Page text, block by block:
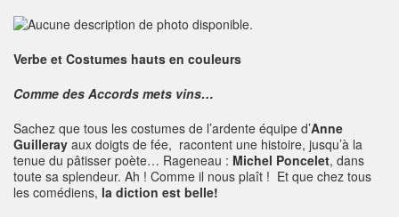
Verbe et Costumes hauts en couleurs
Comme des Accords mets vins…
Sachez que tous les costumes de l’ardente équipe d’Anne
Guilleray aux doigts de fée, racontent une histoire, jusqu’à la
tenue du pâtisser poète… Rageneau : Michel Poncelet, dans
toute sa splendeur. Ah ! Comme il nous plaît ! Et que chez tous
les comédiens, la diction est belle!